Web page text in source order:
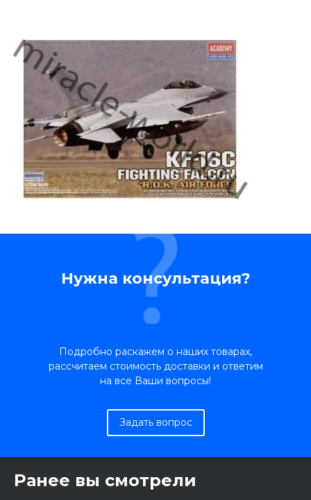
Нужна консультация?
Подробно раскажем о наших товарах,
рассчитаем стоимость доставки и ответим
на все Ваши вопросы!
Задать вопрос
Ранее вы смотрели